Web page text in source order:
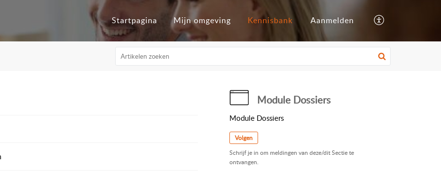
Startpagina Mijn omgeving Kennisbank Aanmelden
Module Dossiers
Module Dossiers
Volgen
Schrijf je in om meldingen van deze/dit Sectie te
ontvangen.